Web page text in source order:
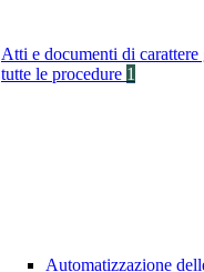
Atti e documenti di carattere
tutte le procedure 1
Automatizzazione